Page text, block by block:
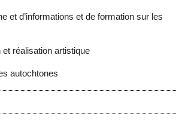
et d’informations et de formation sur les
réalisation artistique
autochtones